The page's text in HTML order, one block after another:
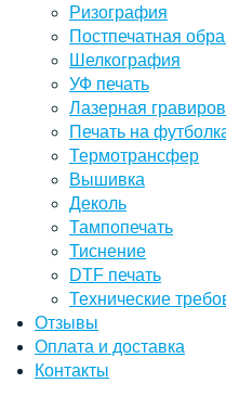
Ризография
Постпечатная
Шелкография
УФ печать
Лазерная
Печать на
Термотрансфер
Вышивка
Деколь
Тампопечать
Тиснение
DTF печать
Технические
Отзывы
Оплата и доставка
Контакты